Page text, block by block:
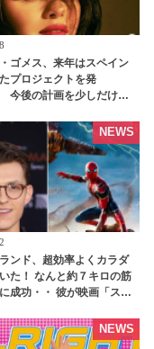
ゴメス、来年はスペイン
プロジェクトを発
今後の計画を少しだけ明
ンド、超効率よくカラダ
た！ なんと約７キロの筋
成功・・ 彼が映画「スパ
ング方法とは？ -
NEWS
NEWS